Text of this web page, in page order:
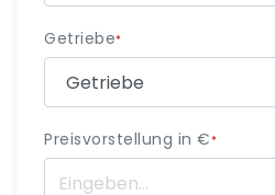
Getriebe*
Preisvorstellung in €*